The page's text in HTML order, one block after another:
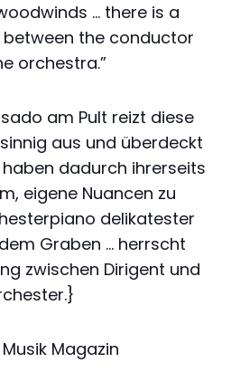
… there is a
the conductor
orchestra.”
am Pult reizt diese
aus und überdeckt
haben dadurch ihrerseits
eigene Nuancen zu
delikatester
Graben … herrscht
zwischen Dirigent und
Magazin